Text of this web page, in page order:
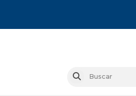
Buscar